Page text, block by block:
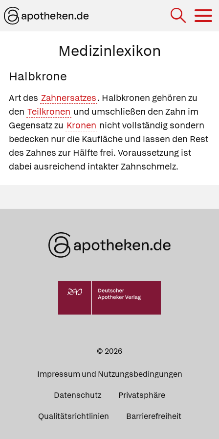
Medizinlexikon
Halbkrone
Art des Zahnersatzes. Halbkronen gehören zu
den Teilkronen und umschließen den Zahn im
Gegensatz zu Kronen nicht vollständig sondern
bedecken nur die Kaufläche und lassen den Rest
des Zahnes zur Hälfte frei. Voraussetzung ist
dabei ausreichend intakter Zahnschmelz.
© 2026
Impressum und Nutzungsbedingungen
Datenschutz Privatsphäre
Qualitätsrichtlinien Barrierefreiheit